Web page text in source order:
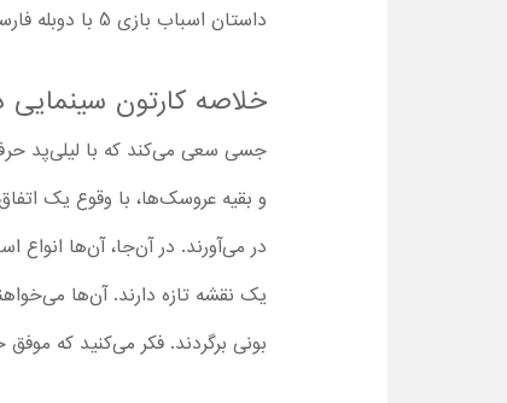
داستان اسباب بازی 5 با دوبله فارسی را همراه با بچه‌ها شروع کنید!
خلاصه کارتون سینمایی
جسی سعی می‌کند که با لیلی‌پد حرف
و بقیه عروسک‌ها، با وقوع یک
در می‌آورند. در آن‌جا، آن‌ها
یک نقشه تازه دارند. آن‌ها
بونی برگردند. فکر می‌کنید که